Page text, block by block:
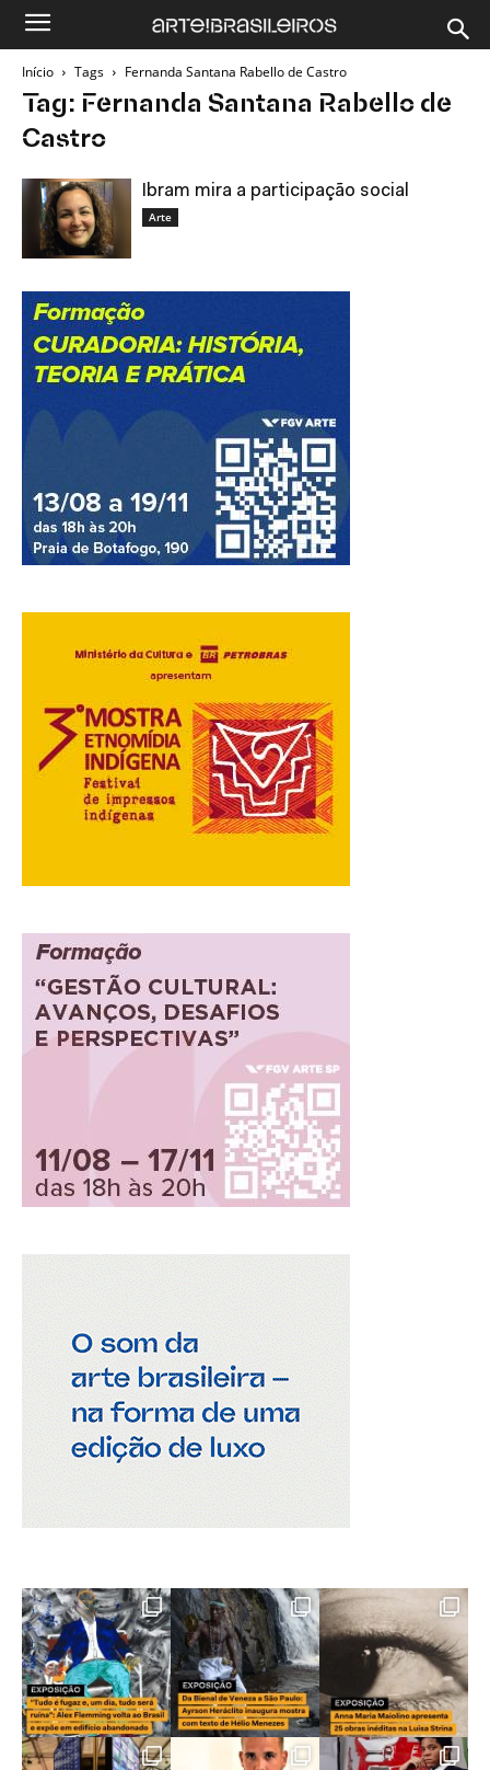
Início Tags Fernanda Santana Rabello de Castro
Tag: Fernanda Santana Rabello de
Castro
Ibram mira a participação social
Arte